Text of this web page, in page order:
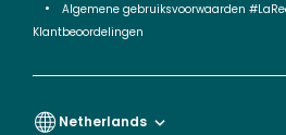
Algemene gebruiksvoorwaarden
Klantbeoordelingen
Netherlands